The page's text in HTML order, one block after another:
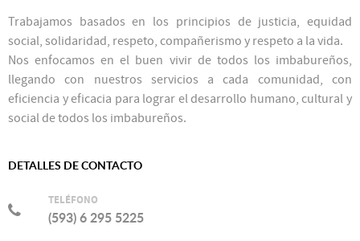
Trabajamos basados en los principios de justicia, equidad
social, solidaridad, respeto, compañerismo y respeto a la vida.
Nos enfocamos en el buen vivir de todos los imbabureños,
llegando con nuestros servicios a cada comunidad, con
eficiencia y eficacia para lograr el desarrollo humano, cultural y
social de todos los imbabureños.
DETALLES DE CONTACTO
TELÉFONO
(593) 6 295 5225